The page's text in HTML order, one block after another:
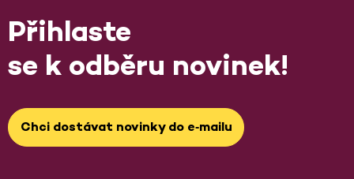
Přihlaste
se k odběru novinek!
Chci dostávat novinky do e‑mailu